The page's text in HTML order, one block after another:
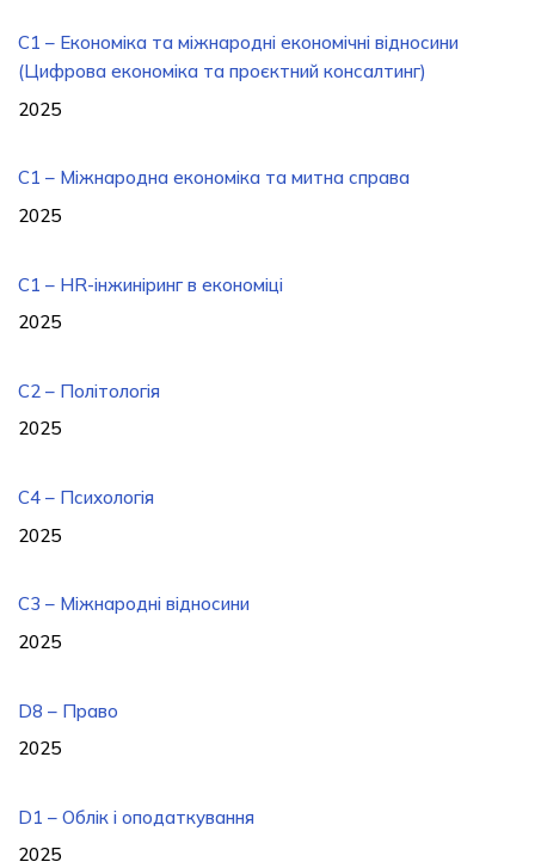
C1 – Економіка та міжнародні економічні відносини
(Цифрова економіка та проєктний консалтинг)
2025
С1 – Міжнародна економіка та митна справа
2025
C1 – HR-інжиніринг в економіці
2025
C2 – Політологія
2025
C4 – Психологія
2025
С3 – Міжнародні відносини
2025
D8 – Право
2025
D1 – Облік і оподаткування
2025